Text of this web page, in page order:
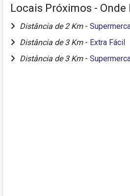
Locais Próximos - Onde
Distância de 2 Km -
Distância de 3 Km - Extra Fácil
Distância de 3 Km -